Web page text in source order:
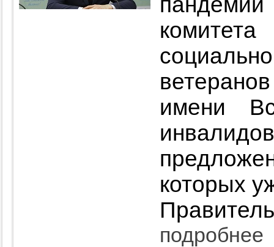
имени
которых
подробнее